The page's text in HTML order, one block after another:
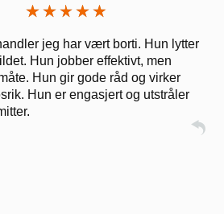
jeg har vært borti. Hun lytter
Hun jobber effektivt, men
Hun gir gode råd og virker
Hun er engasjert og utstråler